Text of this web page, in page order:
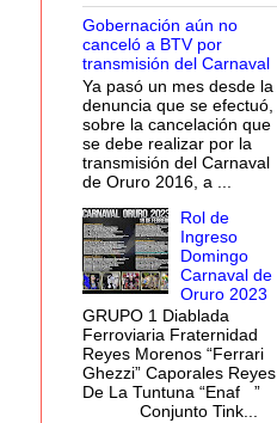
Gobernación aún no
canceló a BTV por
transmisión del Carnaval
Ya pasó un mes desde la
denuncia que se efectuó,
sobre la cancelación que
se debe realizar por la
transmisión del Carnaval
de Oruro 2016, a ...
Rol de
Ingreso
Domingo
Carnaval de
Oruro 2023
GRUPO 1 Diablada
Ferroviaria Fraternidad
Reyes Morenos “Ferrari
Ghezzi” Caporales Reyes
De La Tuntuna “Enaf ”
Conjunto Tink...